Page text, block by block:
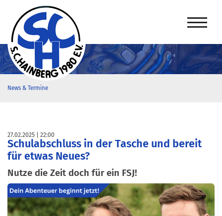
News & Termine
27.02.2025 22:00
Schulabschluss in der Tasche und bereit
für etwas Neues?
Nutze die Zeit doch für ein FSJ!